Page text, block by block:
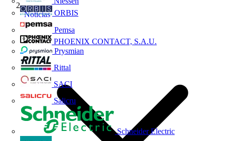
ORBIS
Pemsa
PHOENIX CONTACT, S.A.U.
Prysmian
Rittal
SACI
Salicru
Schneider Electric
Noticias